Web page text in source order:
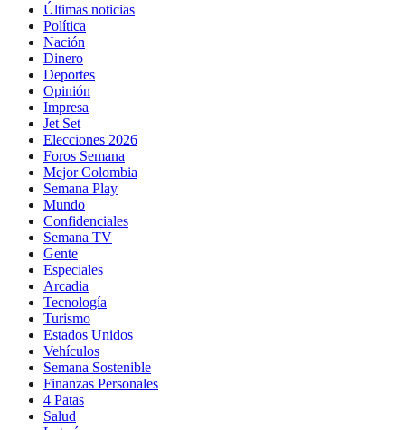
Últimas noticias
Política
Nación
Dinero
Deportes
Opinión
Impresa
Jet Set
Elecciones 2026
Foros Semana
Mejor Colombia
Semana Play
Mundo
Confidenciales
Semana TV
Gente
Especiales
Arcadia
Tecnología
Turismo
Estados Unidos
Vehículos
Semana Sostenible
Finanzas Personales
4 Patas
Salud